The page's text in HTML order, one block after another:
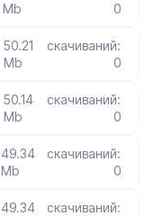
Mb
0
50.21
Mb
скачиваний:
0
50.14
Mb
скачиваний:
0
49.34
Mb
скачиваний:
0
49.34
скачиваний: